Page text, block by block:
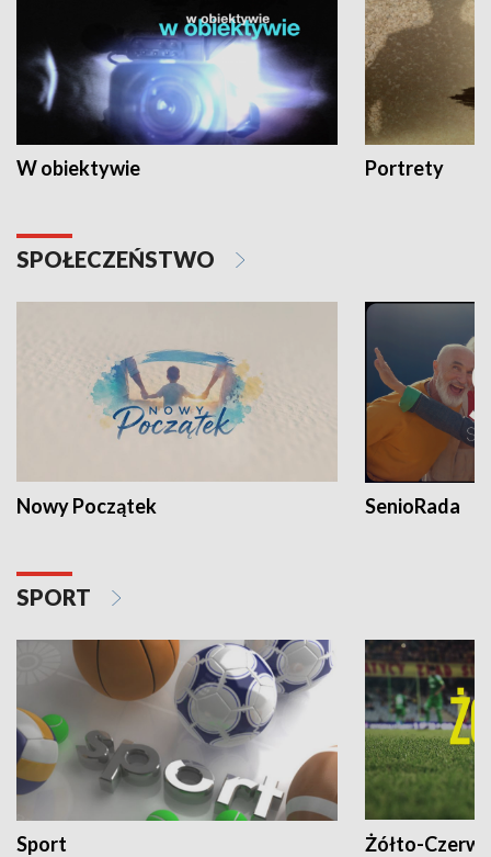
W obiektywie Portrety
SPOŁECZEŃSTWO
Nowy Początek SenioRada
SPORT
Sport Żółto-